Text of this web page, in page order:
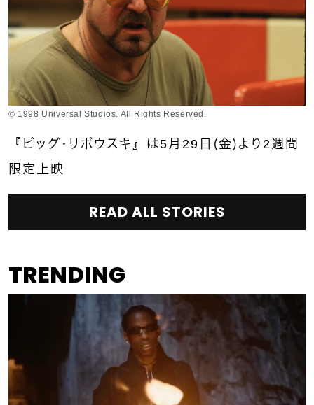
© 1998 Universal Studios. All Rights Reserved.
『ビッグ・リボウスキ』は5月29日（金）より2週間
限定上映
READ ALL STORIES
TRENDING